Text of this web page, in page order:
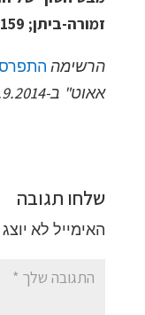
זמורה-ביתן; 159 עמודים
הרשימה
אאוט" ב-9.9.2014
שלחו תגובה
האימייל לא